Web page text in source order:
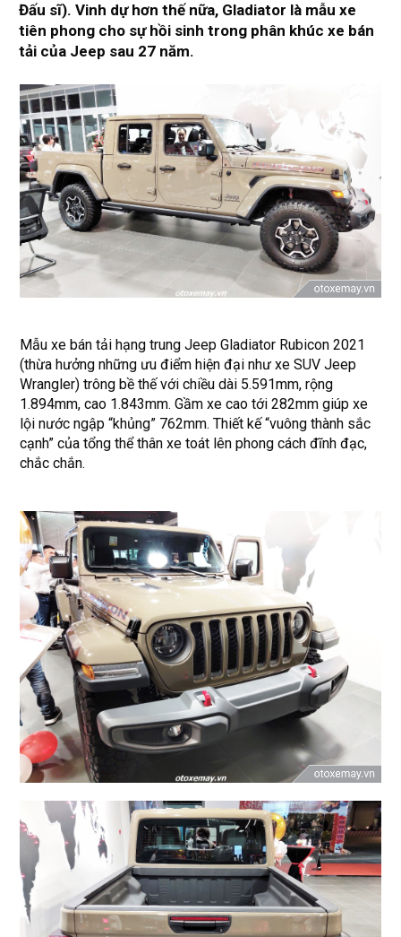
Đấu sĩ). Vinh dự hơn thế nữa, Gladiator là mẫu xe
tiên phong cho sự hồi sinh trong phân khúc xe bán
tải của Jeep sau 27 năm.
Mẫu xe bán tải hạng trung Jeep Gladiator Rubicon 2021
(thừa hưởng những ưu điểm hiện đại như xe SUV Jeep
Wrangler) trông bề thế với chiều dài 5.591mm, rộng
1.894mm, cao 1.843mm. Gầm xe cao tới 282mm giúp xe
lội nước ngập “khủng” 762mm. Thiết kế “vuông thành sắc
cạnh” của tổng thể thân xe toát lên phong cách đĩnh đạc,
chắc chắn.